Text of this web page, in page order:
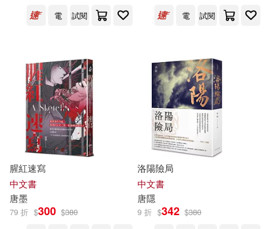
唐番天辰血(41)
(英)柯南·道爾(40) 袖唐(40)
（英）溫斯頓·丘吉爾(40)
泰戈爾(39) 荒川弘(39)
唐七(37)
化學工業出版社(257)
說頻文化(255)
電子工業出版社(251)
中國人民大學出版社(237)
warner music(235)
電
試閱
電
試閱
腥紅速寫
中文書
唐墨
79 折 $300 $380
洛陽險局
中文書
唐隱
9 折 $342 $380